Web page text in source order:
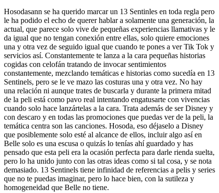
Hosodasann se ha querido marcar un 13 Sentinles en toda regla pero
le ha podido el echo de querer hablar a solamente una generación, la
actual, que parece solo vive de pequeñas experiencias llamativas y le
da igual que no tengan conexión entre ellas, solo quiere emociones
una y otra vez de seguido igual que cuando te pones a ver Tik Tok y
servicios así. Constantemente te lanza a la cara pequeñas historias
cogidas con celofán tratando de invocar sentimientos
constantemente, mezclando temáticas e historias como sucedía en 13
Sentinels, pero se le ve mazo las costuras una y otra vez. No hay
una relación ni aunque trates de buscarla y durante la primera mitad
de la peli está como pavo real intentando engatusarte con vivencias
cuando solo hace lanzártelas a la cara. Trata además de ser Disney y
con descaro y en todas las promociones que puedas ver de la peli, la
temática centra son las canciones. Hosoda, eso déjaselo a Disney
que posiblemente solo esté al alcance de ellos, incluir algo así en
Belle solo es una escusa o quizás lo tenías ahí guardado y has
pensado que esta peli era la ocasión perfecta para darle rienda suelta,
pero lo ha unido junto con las otras ideas como si tal cosa, y se nota
demasiado. 13 Sentinels tiene infinidad de referencias a pelis y series
que no te puedas imaginar, pero lo hace bien, con la sutileza y
homogeneidad que Belle no tiene.